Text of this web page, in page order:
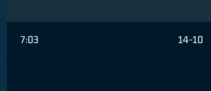
7:03 14-10